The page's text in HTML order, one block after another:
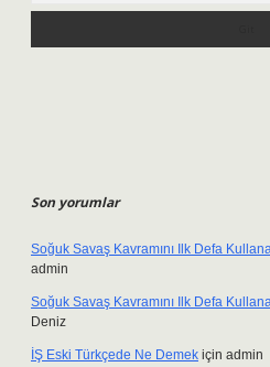
Son yorumlar
Soğuk Savaş Kavramını Ilk Defa
admin
Soğuk Savaş Kavramını Ilk Defa
Deniz
İŞ Eski Türkçede Ne Demek için admin